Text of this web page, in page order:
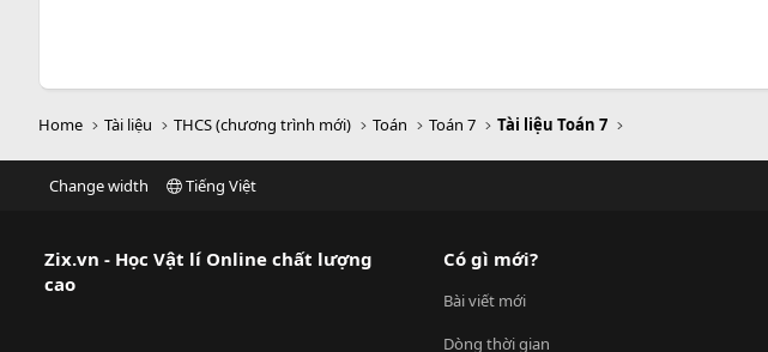
Home Tài liệu THCS (chương trình mới) Toán Toán 7 Tài liệu Toán 7
Change width Tiếng Việt
Zix.vn - Học Vật lí Online chất lượng
cao
Có gì mới?
Bài viết mới
Dòng thời gian